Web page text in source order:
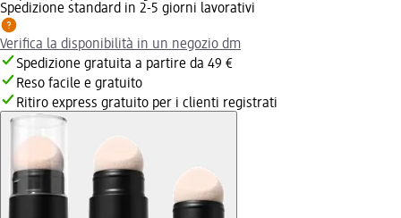
Spedizione standard in 2-5 giorni lavorativi
Verifica la disponibilità in un negozio dm
Spedizione gratuita a partire da 49 €
Reso facile e gratuito
Ritiro express gratuito per i clienti registrati